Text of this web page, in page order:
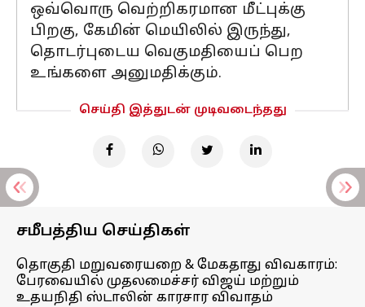
ஒவ்வொரு வெற்றிகரமான மீட்புக்கு
பிறகு, கேமின் மெயிலில் இருந்து,
தொடர்புடைய வெகுமதியைப் பெற
உங்களை அனுமதிக்கும்.
செய்தி இத்துடன் முடிவடைந்தது
சமீபத்திய செய்திகள்
தொகுதி மறுவரையறை & மேகதாது விவகாரம்:
பேரவையில் முதலமைச்சர் விஜய் மற்றும்
உதயநிதி ஸ்டாலின் காரசார விவாதம்